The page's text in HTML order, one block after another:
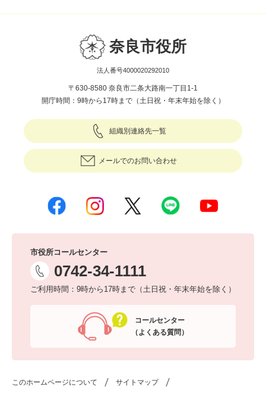
奈良市役所
法人番号4000020292010
〒630-8580 奈良市二条大路南一丁目1-1
開庁時間：9時から17時まで（土日祝・年末年始を除く）
組織別連絡先一覧
メールでのお問い合わせ
市役所コールセンター
0742-34-1111
ご利用時間：9時から17時まで（土日祝・年末年始を除く）
コールセンター
（よくある質問）
このホームページについて サイトマップ